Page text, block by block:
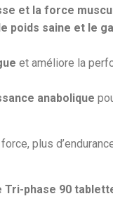
et la force
poids saine et le
et améliore la
anabolique
plus
Tri-phase 90